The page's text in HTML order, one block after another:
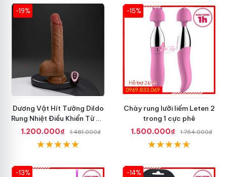
-19%
Dương Vật Hít Tường Dildo
Rung Nhiệt Điều Khiển Từ Xa
Tốt Nhất
1.200.000₫ 1.481.000₫
-15%
Chày rung lưỡi liếm Leten 2
trong 1 cực phê
1.500.000₫
1.764.000₫
-13% -14%